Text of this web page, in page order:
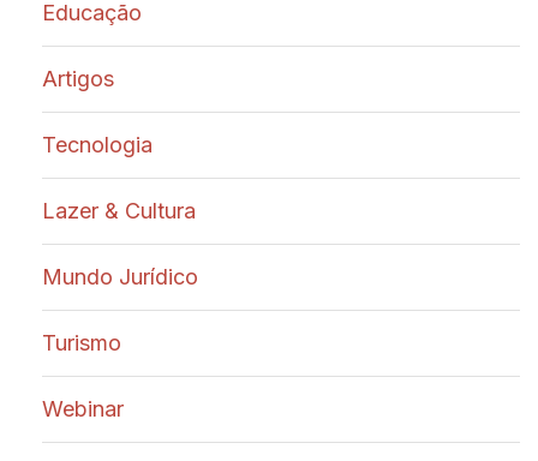
Educação
Artigos
Tecnologia
Lazer & Cultura
Mundo Jurídico
Turismo
Webinar